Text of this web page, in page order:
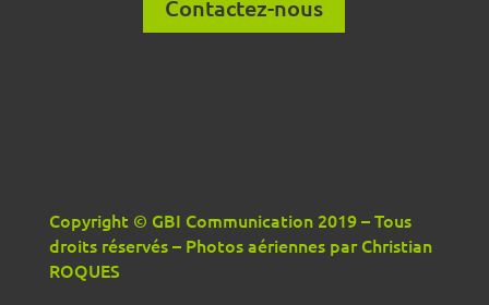
Contactez-nous
Copyright © GBI Communication 2019 – Tous
droits réservés – Photos aériennes par Christian
ROQUES